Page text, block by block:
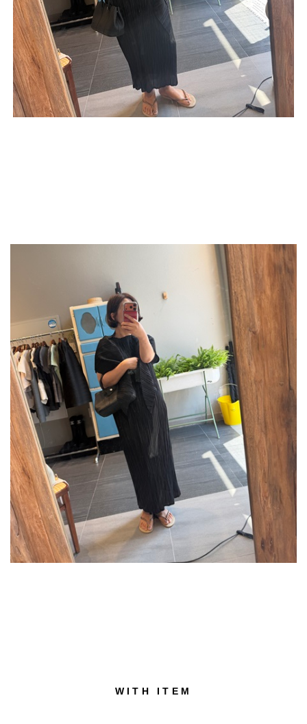
WITH ITEM